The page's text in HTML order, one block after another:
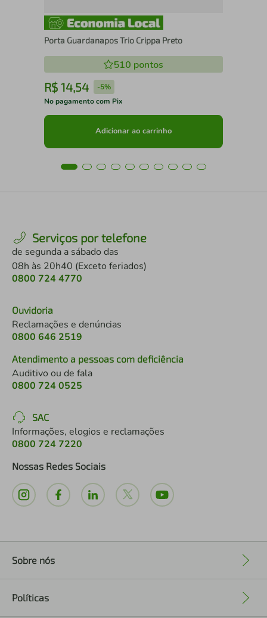
Porta Guardanapos Trio Crippa Preto
510 pontos
R$ 14,54 -5%
No pagamento com Pix
Adicionar ao carrinho
Serviços por telefone
de segunda a sábado das
08h às 20h40 (Exceto feriados)
0800 724 4770
Ouvidoria
Reclamações e denúncias
0800 646 2519
Atendimento a pessoas com deficiência
Auditivo ou de fala
0800 724 0525
SAC
Informações, elogios e reclamações
0800 724 7220
Nossas Redes Sociais
Sobre nós
Políticas